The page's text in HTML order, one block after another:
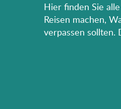
Hier finden Sie
Reisen machen,
verpassen sollten.